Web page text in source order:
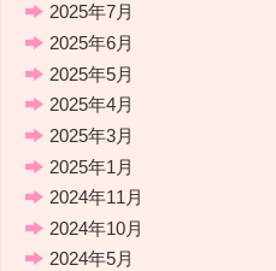
2025年7月
2025年6月
2025年5月
2025年4月
2025年3月
2025年1月
2024年11月
2024年10月
2024年5月